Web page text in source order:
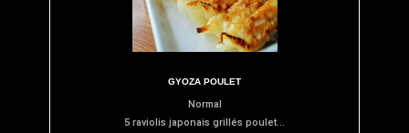
GYOZA POULET
Normal
5 raviolis japonais grillés poulet...